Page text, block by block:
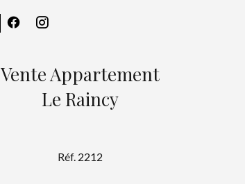
Vente Appartement
Le Raincy
Réf. 2212